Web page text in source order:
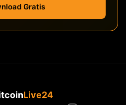
Gratis
Live24